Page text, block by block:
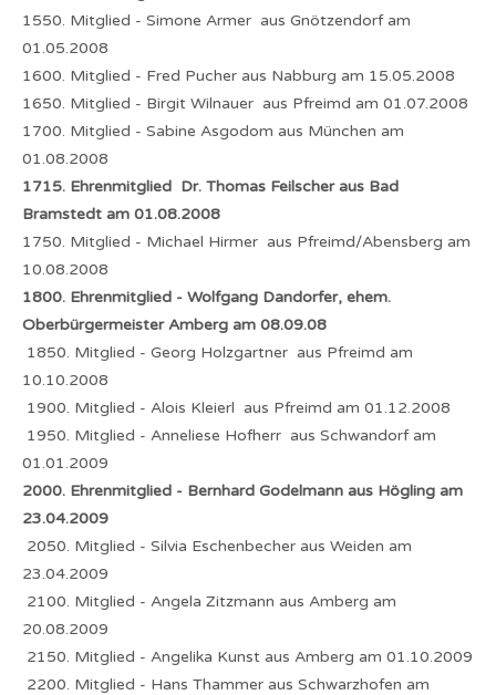
1550. Mitglied - Simone Armer aus Gnötzendorf am
01.05.2008
1600. Mitglied - Fred Pucher aus Nabburg am 15.05.2008
1650. Mitglied - Birgit Wilnauer aus Pfreimd am 01.07.2008
1700. Mitglied - Sabine Asgodom aus München am
01.08.2008
1715. Ehrenmitglied Dr. Thomas Feilscher aus Bad
Bramstedt am 01.08.2008
1750. Mitglied - Michael Hirmer aus Pfreimd/Abensberg am
10.08.2008
1800. Ehrenmitglied - Wolfgang Dandorfer, ehem.
Oberbürgermeister Amberg am 08.09.08
1850. Mitglied - Georg Holzgartner aus Pfreimd am
10.10.2008
1900. Mitglied - Alois Kleierl aus Pfreimd am 01.12.2008
1950. Mitglied - Anneliese Hofherr aus Schwandorf am
01.01.2009
2000. Ehrenmitglied - Bernhard Godelmann aus Högling am
23.04.2009
2050. Mitglied - Silvia Eschenbecher aus Weiden am
23.04.2009
2100. Mitglied - Angela Zitzmann aus Amberg am
20.08.2009
2150. Mitglied - Angelika Kunst aus Amberg am 01.10.2009
2200. Mitglied - Hans Thammer aus Schwarzhofen am